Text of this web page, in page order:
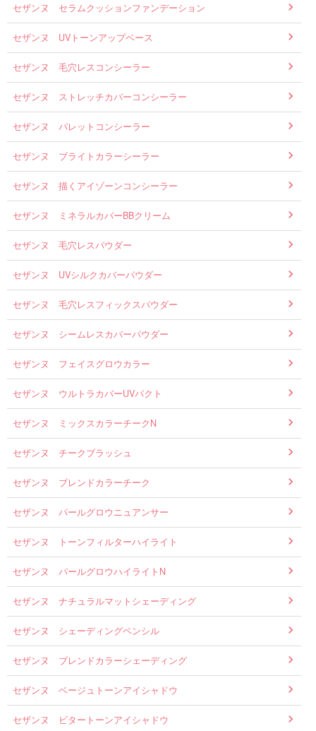
セザンヌ セラムクッションファンデーション
セザンヌ UVトーンアップベース
セザンヌ 毛穴レスコンシーラー
セザンヌ ストレッチカバーコンシーラー
セザンヌ パレットコンシーラー
セザンヌ ブライトカラーシーラー
セザンヌ 描くアイゾーンコンシーラー
セザンヌ ミネラルカバーBBクリーム
セザンヌ 毛穴レスパウダー
セザンヌ UVシルクカバーパウダー
セザンヌ 毛穴レスフィックスパウダー
セザンヌ シームレスカバーパウダー
セザンヌ フェイスグロウカラー
セザンヌ ウルトラカバーUVパクト
セザンヌ ミックスカラーチークN
セザンヌ チークブラッシュ
セザンヌ ブレンドカラーチーク
セザンヌ パールグロウニュアンサー
セザンヌ トーンフィルターハイライト
セザンヌ パールグロウハイライトN
セザンヌ ナチュラルマットシェーディング
セザンヌ シェーディングペンシル
セザンヌ ブレンドカラーシェーディング
セザンヌ ベージュトーンアイシャドウ
セザンヌ ビタートーンアイシャドウ